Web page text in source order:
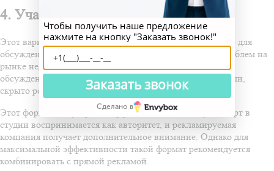
4. Участие в студии гостя
Этот вариант включает приглашение эксперта в студию для
обсуждения определенных тем, например, текущих проблем на
рынке недвижимости или других отраслей. Во время
обсуждения эксперт может, помимо своей основной роли,
скрыто рекламировать компанию и её услуги.
Этот формат популярен и эффективен, поскольку эксперт в
студии воспринимается как авторитет, и рекламируемая
компания получает дополнительное внимание. Однако для
максимальной эффективности такой формат рекомендуется
комбинировать с прямой рекламой.
Чтобы получить наше предложение
нажмите на кнопку "Заказать звонок!"
Заказать звонок
Сделано в